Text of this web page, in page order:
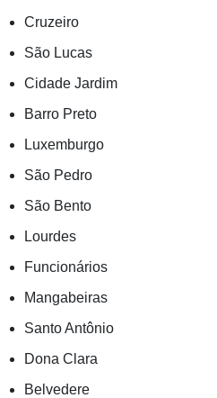
Cruzeiro
São Lucas
Cidade Jardim
Barro Preto
Luxemburgo
São Pedro
São Bento
Lourdes
Funcionários
Mangabeiras
Santo Antônio
Dona Clara
Belvedere